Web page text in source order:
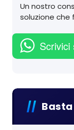
Un nostro
soluzione che